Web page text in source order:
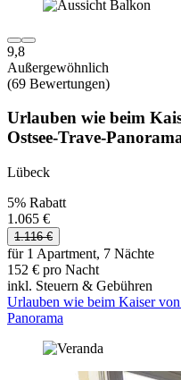
9,8
Außergewöhnlich
(69 Bewertungen)
Urlauben wie beim
Ostsee-Trave-
Lübeck
5% Rabatt
1.065 €
1.116 €
für 1 Apartment, 7 Nächte
152 € pro Nacht
inkl. Steuern & Gebühren
Urlauben wie beim Kaiser
Panorama